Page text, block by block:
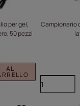
per gel,
50 pezzi
AL
Campionario